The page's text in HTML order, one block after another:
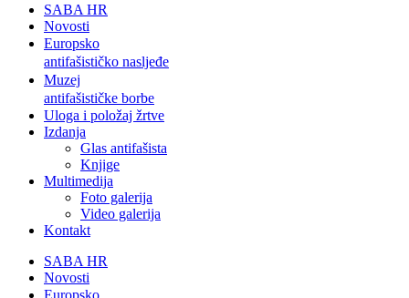
SABA HR
Novosti
Europsko
antifašističko nasljeđe
Muzej
antifašističke borbe
Uloga i položaj žrtve
Izdanja
Glas antifašista
Knjige
Multimedija
Foto galerija
Video galerija
Kontakt
SABA HR
Novosti
Europsko